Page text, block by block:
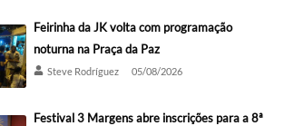
Feirinha da JK volta com programação
noturna na Praça da Paz
Steve Rodríguez 05/08/2026
Festival 3 Margens abre inscrições para a 8ª